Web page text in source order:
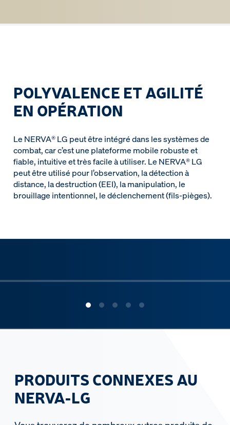
POLYVALENCE ET AGILITÉ
EN OPÉRATION
Le NERVA® LG peut être intégré dans les systèmes de
combat, car c’est une plateforme mobile robuste et
fiable, intuitive et très facile à utiliser. Le NERVA® LG
peut être utilisé pour l’observation, la détection à
distance, la destruction (EEI), la manipulation, le
brouillage intentionnel, le déclenchement (fils-pièges).
PRODUITS CONNEXES AU
NERVA-LG